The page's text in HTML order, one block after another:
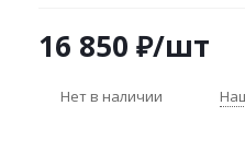
16 850 ₽/шт
Нет в наличии